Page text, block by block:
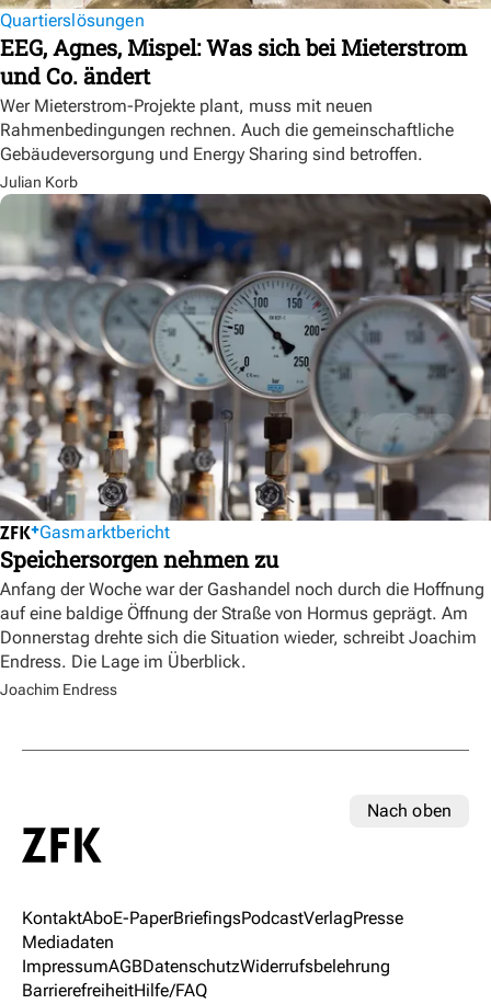
Quartierslösungen
EEG, Agnes, Mispel: Was sich bei Mieterstrom
und Co. ändert
Wer Mieterstrom-Projekte plant, muss mit neuen
Rahmenbedingungen rechnen. Auch die gemeinschaftliche
Gebäudeversorgung und Energy Sharing sind betroffen.
Julian Korb
Gasmarktbericht
Speichersorgen nehmen zu
Anfang der Woche war der Gashandel noch durch die Hoffnung
auf eine baldige Öffnung der Straße von Hormus geprägt. Am
Donnerstag drehte sich die Situation wieder, schreibt Joachim
Endress. Die Lage im Überblick.
Joachim Endress
Nach oben
KontaktAboE-PaperBriefingsPodcastVerlagPresse
Mediadaten
ImpressumAGBDatenschutzWiderrufsbelehrung
BarrierefreiheitHilfe/FAQ